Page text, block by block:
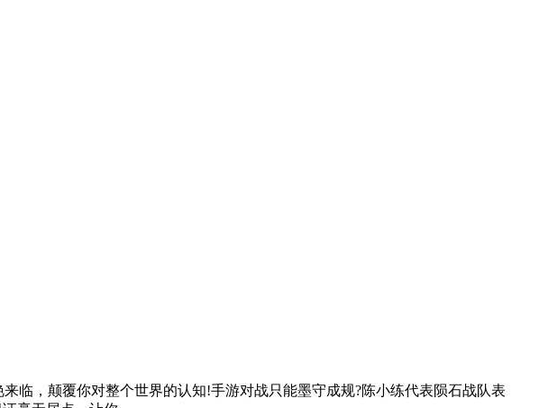
临，颠覆你对整个世界的认知!手游对战只能墨守成规?陈小练代表陨石战队表